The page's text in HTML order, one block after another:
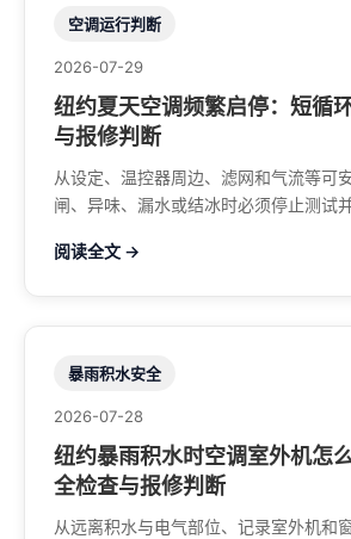
空调运行判断
2026-07-29
纽约夏天空调频繁启停：短循
与报修判断
从设定、温控器周边、滤网和气流等可
闸、异味、漏水或结冰时必须停止测试
阅读全文 →
暴雨积水安全
2026-07-28
纽约暴雨积水时空调室外机怎
全检查与报修判断
从远离积水与电气部位、记录室外机和